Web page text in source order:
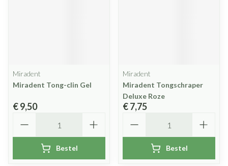
Miradent
Miradent Tong-clin Gel
€ 9,50
Bestel
Miradent
Miradent Tongschraper
Deluxe Roze
€ 7,75
Bestel